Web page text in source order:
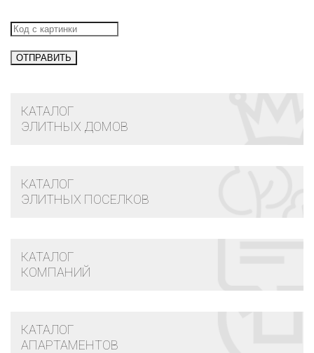
КАТАЛОГ
ЭЛИТНЫХ ДОМОВ
КАТАЛОГ
ЭЛИТНЫХ ПОСЕЛКОВ
КАТАЛОГ
КОМПАНИЙ
КАТАЛОГ
АПАРТАМЕНТОВ